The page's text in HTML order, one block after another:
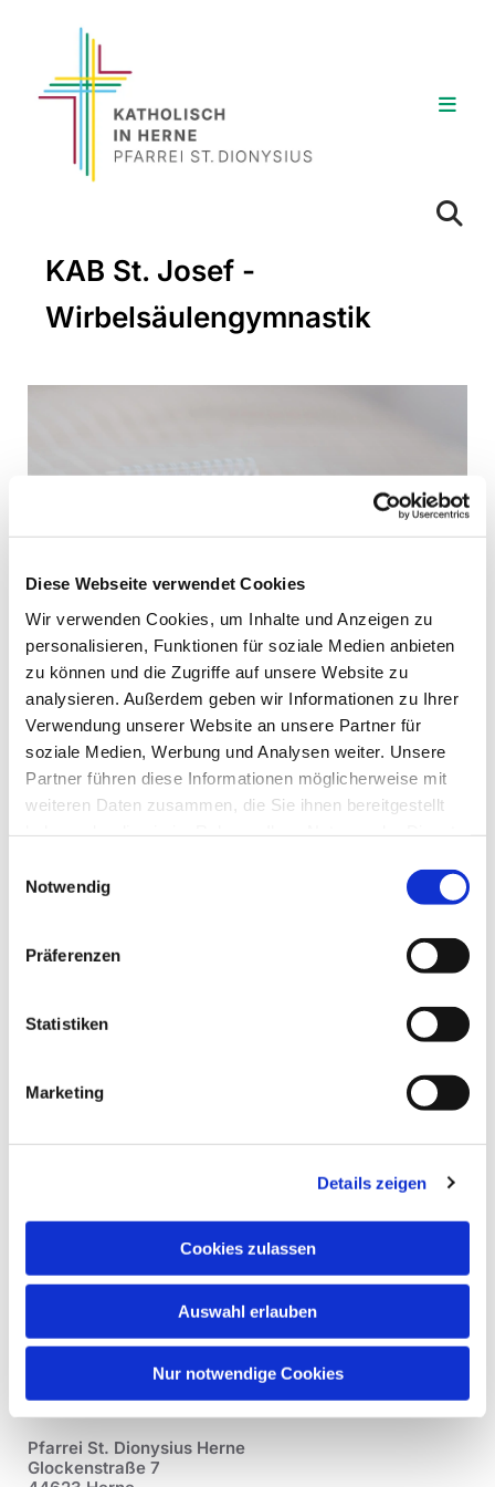
Diese Webseite verwendet Cookies
Wir verwenden Cookies, um Inhalte und Anzeigen zu
personalisieren, Funktionen für soziale Medien anbieten
zu können und die Zugriffe auf unsere Website zu
analysieren. Außerdem geben wir Informationen zu Ihrer
Verwendung unserer Website an unsere Partner für
soziale Medien, Werbung und Analysen weiter. Unsere
Partner führen diese Informationen möglicherweise mit
weiteren Daten zusammen, die Sie ihnen bereitgestellt
Notwendig
Präferenzen
Statistiken
Marketing
Details zeigen
Cookies zulassen
Auswahl erlauben
Nur notwendige Cookies
KAB St. Josef -
Wirbelsäulengymnastik
Donnerstag, 3. September 2026,
18:00 Uhr
Pfarrzentrum St. Dionysius,
Pfarrei St. Dionysius Herne
Glockenstraße 7